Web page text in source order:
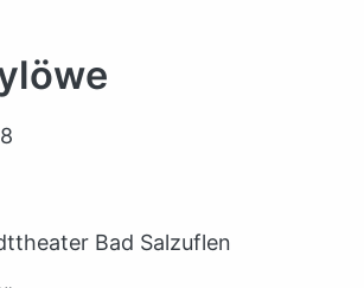
Bad Salzuflen